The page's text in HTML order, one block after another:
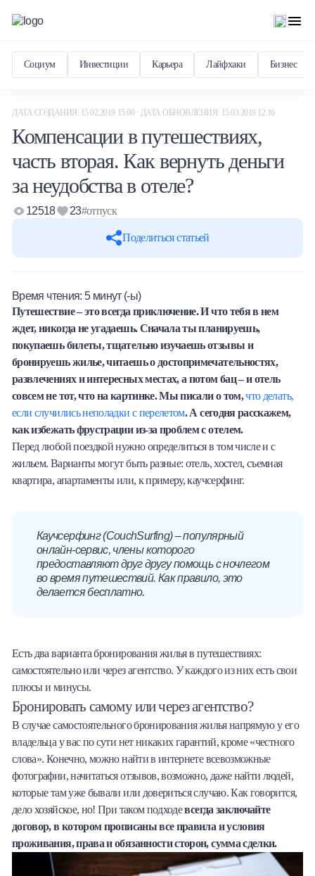
Социум Инвестиции Карьера Лайфхаки Бизнес
Халва
Онлайн-обменник
Премиальный сервис Prime Line
Мобильный банк MOBY
Потребительский кредит
Продукты для Бизнеса
ДАТА СОЗДАНИЯ: 15.02.2019 15:00 · ДАТА ОБНОВЛЕНИЯ: 15.03.2019 12:16
Компенсации в путешествиях,
часть вторая. Как вернуть деньги
за неудобства в отеле?
Поделиться статьей
12518 23#отпуск
Время чтения:5 минут (-ы)
Путешествие – это всегда приключение. И что тебя в нем
ждет, никогда не угадаешь. Сначала ты планируешь,
покупаешь билеты, тщательно изучаешь отзывы и
бронируешь жилье, читаешь о достопримечательностях,
развлечениях и интересных местах, а потом бац – и отель
совсем не тот, что на картинке. Мы писали о том,что делать,
если случились неполадки с перелетом. А сегодня расскажем,
как избежать фрустрации из-за проблем с отелем.
Перед любой поездкой нужно определиться в том числе и с
жильем. Варианты могут быть разные: отель, хостел, съемная
квартира, апартаменты или, к примеру, каучсерфинг.
Каучсерфинг (CouchSurfing) – популярный
онлайн-сервис, члены которого
предоставляют друг другу помощь с ночлегом
во время путешествий. Как правило, это
делается бесплатно.
Есть два варианта бронирования жилья в путешествиях:
самостоятельно или через агентство. У каждого из них есть свои
плюсы и минусы.
Бронировать самому или через агентство?
В случае самостоятельного бронирования жилья напрямую у его
владельца у вас по сути нет никаких гарантий, кроме «честного
слова». Конечно, можно найти в интернете всевозможные
фотографии, начитаться отзывов, возможно, даже найти людей,
которые там уже бывали или довериться случаю. Как говорится,
дело хозяйское, но! При таком подходевсегда заключайте
договор, в котором прописаны все правила и условия
проживания, права и обязанности сторон, сумма сделки.